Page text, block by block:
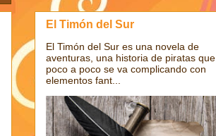
El Timón del Sur
El Timón del Sur es una novela de
aventuras, una historia de piratas que
poco a poco se va complicando con
elementos fant...